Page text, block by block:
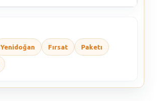
Yenidoğan Fırsat Paketı